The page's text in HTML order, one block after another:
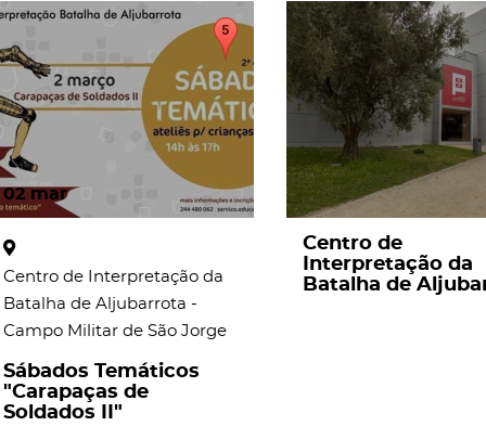
02 mar
Centro de Interpretação da
Batalha de Aljubarrota -
Campo Militar de São Jorge
Sábados Temáticos
"Carapaças de
Soldados II"
page
Centro de
Interpretação da
Batalha de